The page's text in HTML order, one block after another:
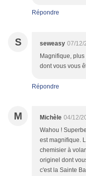
Répondre
S seweasy 07/12/
Magnifique,
dont vous vous
Répondre
M Michèle 04/12/
Wahou !
est magnifique.
chemisier à
originel dont
c'est la Sainte